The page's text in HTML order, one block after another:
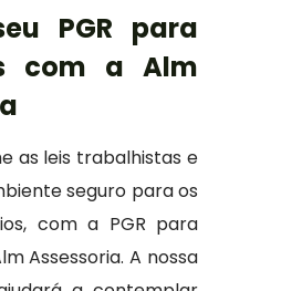
PGR para
com a Alm
as leis trabalhistas e
seguro para os
com a PGR para
Assessoria. A nossa